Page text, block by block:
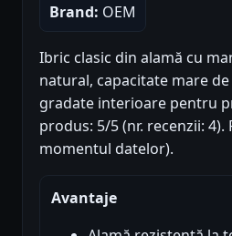
Brand: OEM
Ibric clasic din alamă cu
natural, capacitate mare
gradate interioare pentru
produs: 5/5 (nr. recenzii: 4).
momentul datelor).
Avantaje